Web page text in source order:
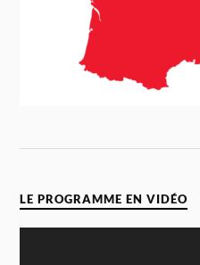
LE PROGRAMME EN VIDÉO